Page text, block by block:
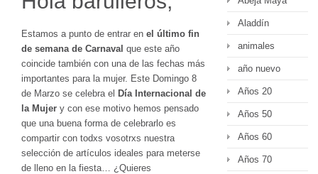
Estamos a punto de entrar en el último fin
de semana de Carnaval que este año
coincide también con una de las fechas más
importantes para la mujer. Este Domingo 8
de Marzo se celebra el Día Internacional de
la Mujer y con ese motivo hemos pensado
que una buena forma de celebrarlo es
compartir con todxs vosotrxs nuestra
selección de artículos ideales para meterse
de lleno en la fiesta… ¿Quieres
Aladdín
animales
año nuevo
Años 20
Años 50
Años 60
Años 70